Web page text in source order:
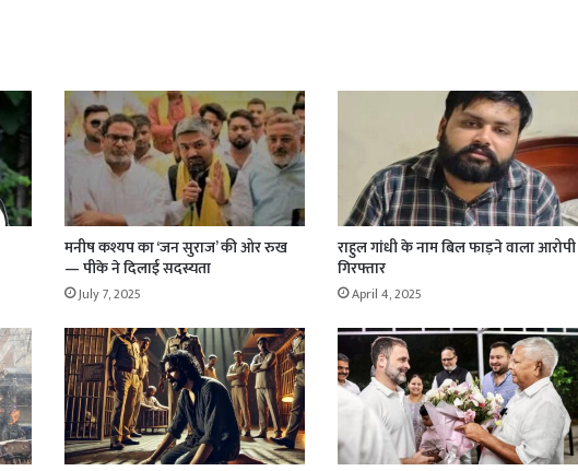
मनीष कश्यप का ‘जन सुराज’ की ओर रुख
— पीके ने दिलाई सदस्यता
July 7, 2025
राहुल गांधी के नाम बिल फाड़ने वाला आरोपी
गिरफ्तार
April 4, 2025